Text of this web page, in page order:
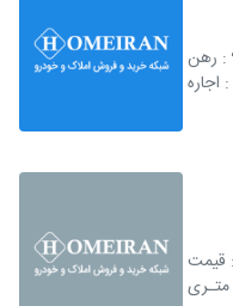
: رهن
: اجاره
: قیمت